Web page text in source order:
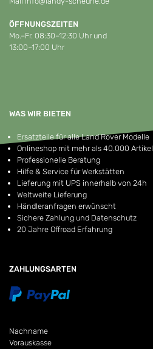
ÖFFNUNGSZEITEN
Mo.–Fr. 08:30–12:30 Uhr und
13:00–17:00 Uhr
WAS WIR BIETEN
Ersatzteile für alle Land Rover Modelle
Onlineshop mit mehr als 40.000 Artikel
Professionelle Beratung
Hilfe & Service für Werkstätten
Lieferung mit UPS innerhalb von 24h
Weltweite Lieferung
Händleranfragen erwünscht
Sichere Zahlung und Datenschutz
20 Jahre Offroad Erfahrung
ZAHLUNGSARTEN
Nachname
Vorauskasse